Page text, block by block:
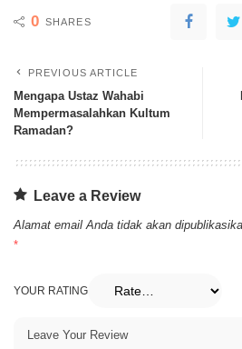
0 SHARES
PREVIOUS ARTICLE
Mengapa Ustaz Wahabi
Mempermasalahkan Kultum
Ramadan?
Leave a Review
Alamat email Anda tidak akan
*
YOUR RATING